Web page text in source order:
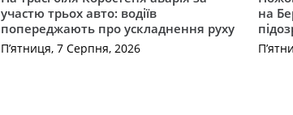
участю трьох авто: водіїв
попереджають про ускладнення руху
П’ятниця, 7 Серпня, 2026
на